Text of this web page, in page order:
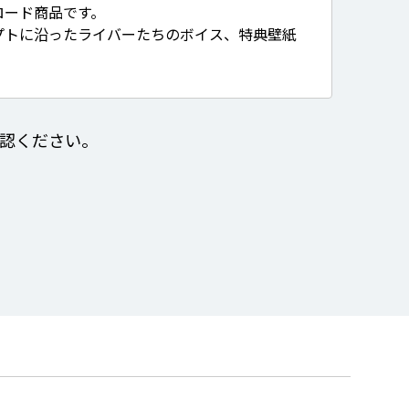
ド商品です。
に沿ったライバーたちのボイス、特典壁紙
ください。